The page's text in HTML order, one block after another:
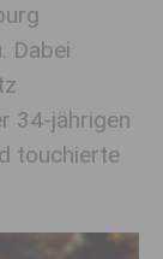
Dabei
34-jährigen
touchierte